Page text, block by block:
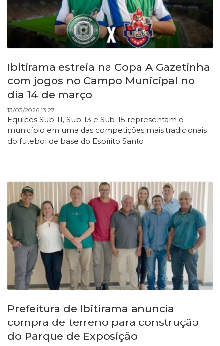
Ibitirama estreia na Copa A Gazetinha
com jogos no Campo Municipal no
dia 14 de março
13/03/2026 13:27
Equipes Sub-11, Sub-13 e Sub-15 representam o
município em uma das competições mais tradicionais
do futebol de base do Espírito Santo
Prefeitura de Ibitirama anuncia
compra de terreno para construção
do Parque de Exposição